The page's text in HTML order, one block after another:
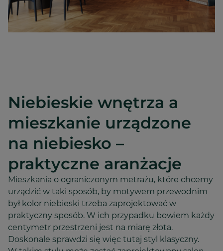
Niebieskie wnętrza a
mieszkanie urządzone
na niebiesko –
praktyczne aranżacje
Mieszkania o ograniczonym metrażu, które chcemy
urządzić w taki sposób, by motywem przewodnim
był kolor niebieski trzeba zaprojektować w
praktyczny sposób. W ich przypadku bowiem każdy
centymetr przestrzeni jest na miarę złota.
Doskonale sprawdzi się więc tutaj styl klasyczny.